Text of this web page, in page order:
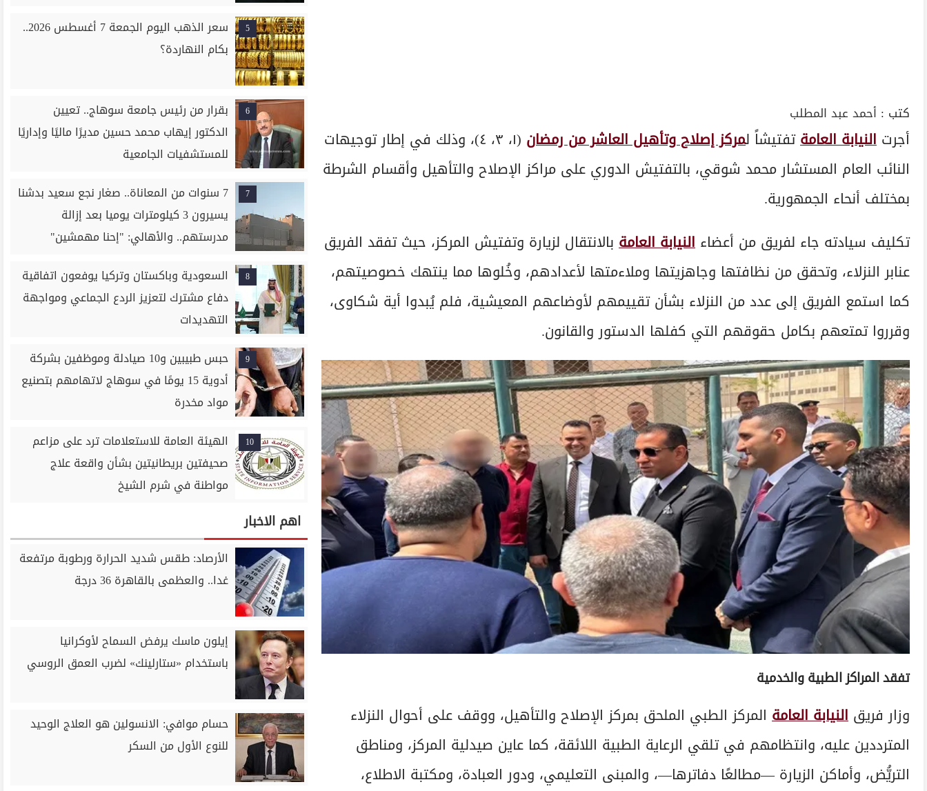
كتب : أحمد عبد المطلب
أجرت النيابة العامةتفتيشاً لمركز إصلاح وتأهيل العاشر من رمضان
(١، ٣، ٤)، وذلك في إطار توجيهات
النائب العام المستشار محمد شوقي، بالتفتيش الدوري على مراكز الإصلاح والتأهيل وأقسام الشرطة
بمختلف أنحاء الجمهورية.
تكليف سيادته جاء لفريق من أعضاء النيابة العامة بالانتقال لزيارة وتفتيش المركز، حيث تفقد الفريق
عنابر النزلاء، وتحقق من نظافتها وجاهزيتها وملاءمتها لأعدادهم، وخُلوها مما ينتهك خصوصيتهم،
كما استمع الفريق إلى عدد من النزلاء بشأن تقييمهم لأوضاعهم المعيشية، فلم يُبدوا أية شكاوى،
وقرروا تمتعهم بكامل حقوقهم التي كفلها الدستور والقانون.
تفقد المراكز الطبية والخدمية
وزار فريق النيابة العامة المركز الطبي الملحق بمركز الإصلاح والتأهيل، ووقف على أحوال النزلاء
المترددين عليه، وانتظامهم في تلقي الرعاية الطبية اللائقة، كما عاين صيدلية المركز، ومناطق
التريُّض، وأماكن الزيارة —مطالعًا دفاترها—، والمبنى التعليمي، ودور العبادة، ومكتبة الاطلاع،
5
سعر الذهب اليوم الجمعة 7 أغسطس 2026..
بكام النهاردة؟
6
بقرار من رئيس جامعة سوهاج.. تعيين
الدكتور إيهاب محمد حسين مديرًا ماليًا وإداريًا
للمستشفيات الجامعية
7
7 سنوات من المعاناة.. صغار نجع سعيد بدشنا
يسيرون 3 كيلومترات يوميا بعد إزالة
مدرستهم.. والأهالي: "إحنا مهمشين"
8
السعودية وباكستان وتركيا يوفعون اتفاقية
دفاع مشترك لتعزيز الردع الجماعي ومواجهة
التهديدات
9
حبس طبيبين و10 صيادلة وموظفين بشركة
أدوية 15 يومًا في سوهاج لاتهامهم بتصنيع
مواد مخدرة
10
الهيئة العامة للاستعلامات ترد على مزاعم
صحيفتين بريطانيتين بشأن واقعة علاج
مواطنة في شرم الشيخ
اهم الاخبار
الأرصاد: طقس شديد الحرارة ورطوبة مرتفعة
غدا.. والعظمى بالقاهرة 36 درجة
إيلون ماسك يرفض السماح لأوكرانيا
باستخدام «ستارلينك» لضرب العمق الروسي
حسام موافي: الانسولين هو العلاج الوحيد
للنوع الأول من السكر